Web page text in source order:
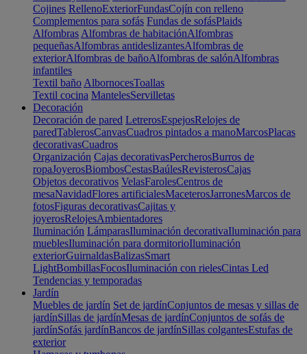
Cojines RellenoExteriorFundasCojín con relleno
Complementos para sofás Fundas de sofásPlaids
Alfombras Alfombras de habitaciónAlfombras
pequeñasAlfombras antideslizantesAlfombras de
exteriorAlfombras de bañoAlfombras de salónAlfombras
infantiles
Textil baño AlbornocesToallas
Textil cocina MantelesServilletas
Decoración
Decoración de pared LetrerosEspejosRelojes de
paredTablerosCanvasCuadros pintados a manoMarcosPlacas
decorativasCuadros
Organización Cajas decorativasPercherosBurros de
ropaJoyerosBiombosCestasBaúlesRevisterosCajas
Objetos decorativos VelasFarolesCentros de
mesaNavidadFlores artificialesMaceterosJarronesMarcos de
fotosFiguras decorativasCajitas y
joyerosRelojesAmbientadores
Iluminación LámparasIluminación decorativaIluminación para
mueblesIluminación para dormitorioIluminación
exteriorGuirnaldasBalizasSmart
LightBombillasFocosIluminación con rielesCintas Led
Tendencias y temporadas
Jardín
Muebles de jardín Set de jardínConjuntos de mesas y sillas de
jardínSillas de jardínMesas de jardínConjuntos de sofás de
jardínSofás jardínBancos de jardínSillas colgantesEstufas de
exterior